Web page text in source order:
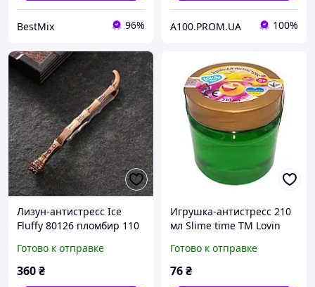
BestMix 96% A100.PROM.UA 100%
Лизун-антистресс Ice
Fluffy 80126 пломбир 110
Готово к отправке
360₴
Игрушка-антистресс 210
мл Slime time ТМ Lovin
Готово к отправке
76₴